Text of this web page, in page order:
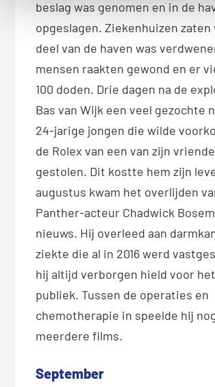
beslag was genomen en in de
opgeslagen. Ziekenhuizen zaten
deel van de haven was
mensen raakten gewond en er
100 doden. Drie dagen na de
Bas van Wijk een veel gezochte
24-jarige jongen die wilde
de Rolex van een van zijn
gestolen. Dit kostte hem zijn
augustus kwam het overlijden
Panther-acteur Chadwick
nieuws. Hij overleed aan
ziekte die al in 2016 werd
hij altijd verborgen hield voor
publiek. Tussen de operaties en
chemotherapie in speelde hij
meerdere films.
September